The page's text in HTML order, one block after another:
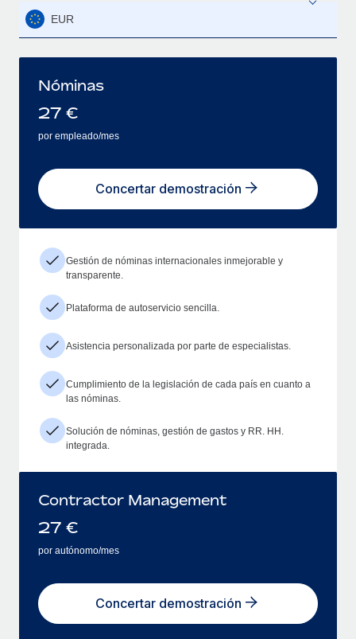
EUR
Nóminas
27 €
por empleado/mes
Concertar demostración
Gestión de nóminas internacionales inmejorable y
transparente.
Plataforma de autoservicio sencilla.
Asistencia personalizada por parte de especialistas.
Cumplimiento de la legislación de cada país en cuanto a
las nóminas.
Solución de nóminas, gestión de gastos y RR. HH.
integrada.
Contractor Management
27 €
por autónomo/mes
Concertar demostración